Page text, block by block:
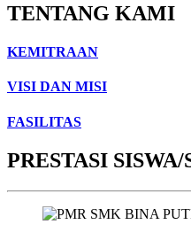
TENTANG KAMI
KEMITRAAN
VISI DAN MISI
FASILITAS
PRESTASI